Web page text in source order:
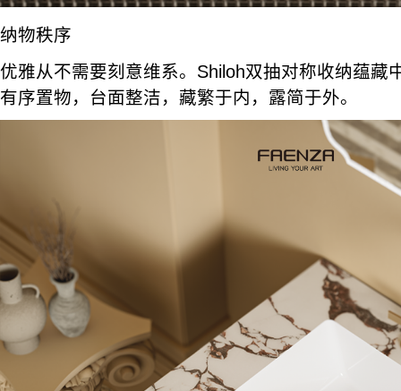
纳物秩序
优雅从不需要刻意维系。Shiloh双抽对称收纳蕴藏
有序置物，台面整洁，藏繁于内，露简于外。